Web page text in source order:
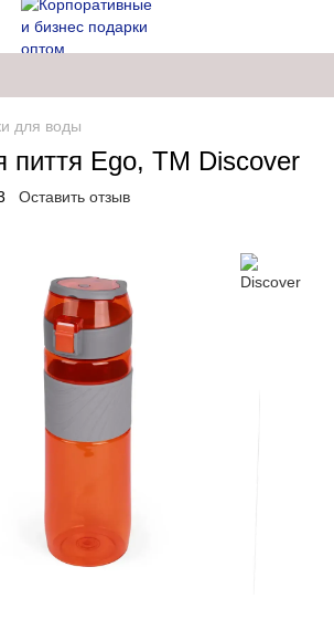
для воды
Ego, TM Discover
Оставить отзыв